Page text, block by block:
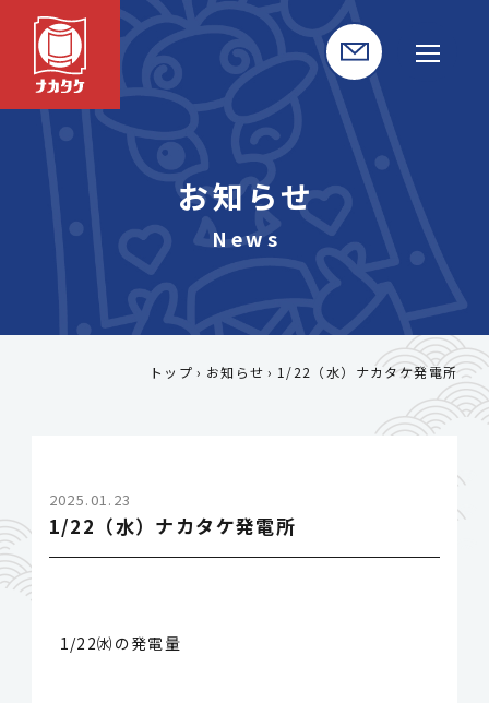
お知らせ
トップ お知らせ 1/22（水）ナカタケ発電所
2025.01.23
1/22（水）ナカタケ発電所
1/22㈬の発電量